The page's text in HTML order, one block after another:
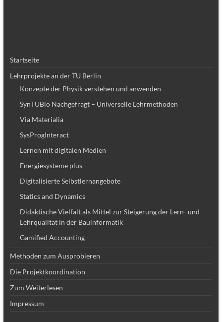
Startseite
Lehrprojekte an der TU Berlin
Konzepte der Physik verstehen und anwenden
SynTUBio Nachgefragt – Universelle Lehrmethoden
Via Materialia
SysProgInteract
Lernen mit digitalen Medien
Energiesysteme plus
Digitalisierte Selbstlernangebote
Statics and Dynamics
Didaktische Vielfalt als Mittel zur Steigerung der Lern- und
Lehrqualität in der Bauinformatik
Gamified Accounting
Methoden zum Ausprobieren
Die Projektkoordination
Zum Weiterlesen
Impressum